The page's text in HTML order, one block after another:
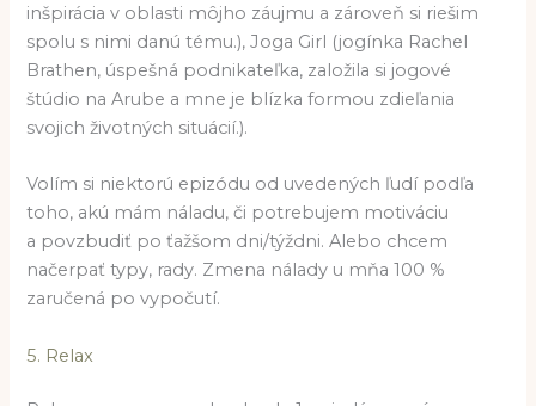
inšpirácia v oblasti môjho záujmu a zároveň si riešim
spolu s nimi danú tému.), Joga Girl (jogínka Rachel
Brathen, úspešná podnikateľka, založila si jogové
štúdio na Arube a mne je blízka formou zdieľania
svojich životných situácií.).
Volím si niektorú epizódu od uvedených ľudí podľa
toho, akú mám náladu, či potrebujem motiváciu
a povzbudiť po ťažšom dni/týždni. Alebo chcem
načerpať typy, rady. Zmena nálady u mňa 100 %
zaručená po vypočutí.
5. Relax